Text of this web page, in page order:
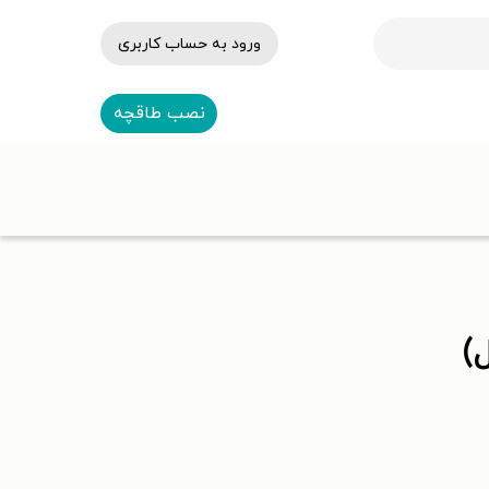
ورود به حساب کاربری
نصب طاقچه